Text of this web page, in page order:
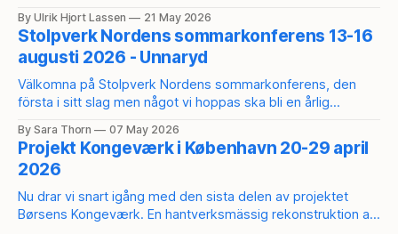
forsøgsbyggeri er blevet genskabt i fuld skala ved hjælp af
traditionelle værktøjer og håndværksmetoder inviteres du til
fejring og
By Ulrik Hjort Lassen 21 May 2026
Stolpverk Nordens sommarkonferens 13-16
augusti 2026 - Unnaryd
Välkomna på Stolpverk Nordens sommarkonferens, den
första i sitt slag men något vi hoppas ska bli en årlig
samma plats där Kesurokai 2025 hölls. Under helgen
kommer det bjudas på ett rikt program med både längre
och kortare workshops och spännande
By Sara Thorn 07 May 2026
Projekt Kongeværk i København 20-29 april
2026
Nu drar vi snart igång med den sista delen av projektet
Børsens Kongeværk. En hantverksmässig rekonstruktion av